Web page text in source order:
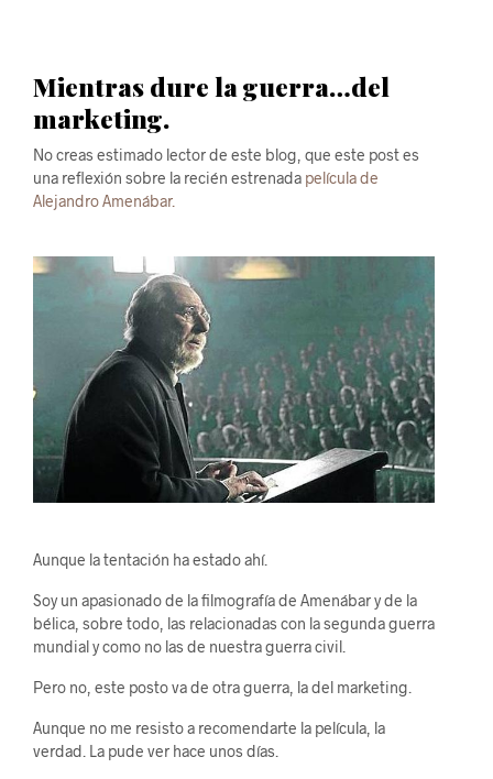
Mientras dure la guerra…del
marketing.
No creas estimado lector de este blog, que este post es
una reflexión sobre la recién estrenada película de
Alejandro Amenábar.
Aunque la tentación ha estado ahí.
Soy un apasionado de la filmografía de Amenábar y de la
bélica, sobre todo, las relacionadas con la segunda guerra
mundial y como no las de nuestra guerra civil.
Pero no, este posto va de otra guerra, la del marketing.
Aunque no me resisto a recomendarte la película, la
verdad. La pude ver hace unos días.